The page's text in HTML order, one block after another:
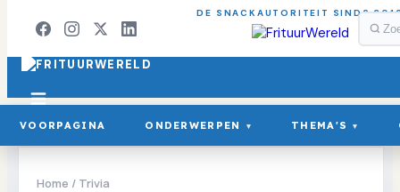
DE SNACKAUTORITEIT SINDS
VOORPAGINA ONDERWERPEN ▾ THEMA'S ▾
Home / Trivia